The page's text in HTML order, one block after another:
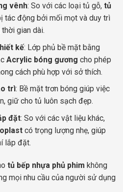
vênh: So với các loại tủ gỗ, tủ
tác động bởi mối mọt và duy trì
gian dài.
kế: Lớp phủ bề mặt bằng
Acrylic bóng gương cho phép
cách phù hợp với sở thích.
trì: Bề mặt trơn bóng giúp việc
giữ cho tủ luôn sạch đẹp.
đặt: So với các vật liệu khác,
có trọng lượng nhẹ, giúp
lắp đặt.
tủ bếp nhựa phủ phim không
mọi nhu cầu của người sử dụng